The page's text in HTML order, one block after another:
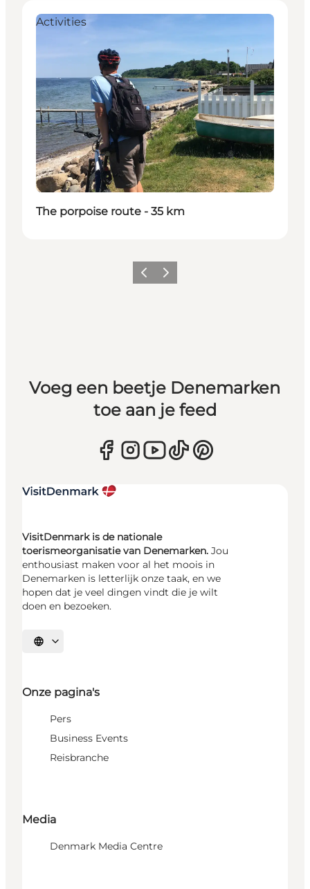
Activities
The porpoise route - 35 km
Vorige Volgende
Voeg een beetje Denemarken
toe aan je feed
VisitDenmark is de nationale
toerismeorganisatie van Denemarken. Jou
enthousiast maken voor al het moois in
Denemarken is letterlijk onze taak, en we
hopen dat je veel dingen vindt die je wilt
doen en bezoeken.
Selecteer taal
Onze pagina's
Pers
Business Events
Reisbranche
Media
Denmark Media Centre